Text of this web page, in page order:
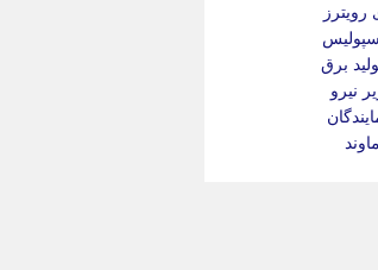
برق
نیرو